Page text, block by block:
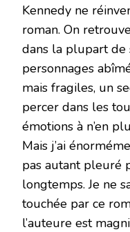
Kennedy ne
roman. On
dans la plupart de
personnages
mais fragiles, un
percer dans les
émotions à n’en
Mais j’ai
pas autant pleuré
longtemps. Je ne
touchée par ce
l’auteure est